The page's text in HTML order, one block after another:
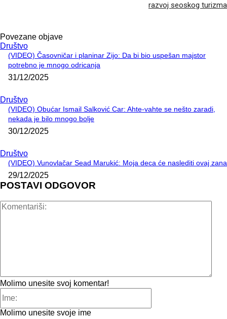
razvoj seoskog turizma
Povezane objave
Društvo
(VIDEO) Časovničar i planinar Zijo: Da bi bio uspešan majstor
potrebno je mnogo odricanja
31/12/2025
Društvo
(VIDEO) Obućar Ismail Salković Car: Ahte-vahte se nešto zaradi,
nekada je bilo mnogo bolje
30/12/2025
Društvo
(VIDEO) Vunovlačar Sead Marukić: Moja deca će naslediti ovaj
29/12/2025
POSTAVI ODGOVOR
Molimo unesite svoj komentar!
Molimo unesite svoje ime